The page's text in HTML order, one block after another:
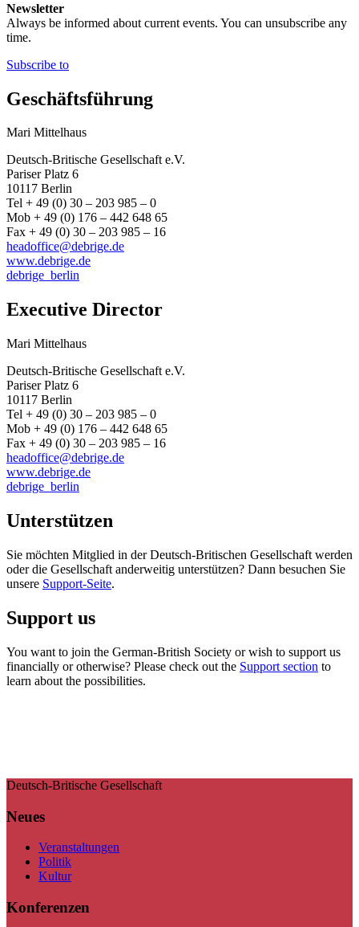
Newsletter
Always be informed about current events. You can unsubscribe any
time.
Subscribe to
Geschäftsführung
Mari Mittelhaus
Deutsch-Britische Gesellschaft e.V.
Pariser Platz 6
10117 Berlin
Tel + 49 (0) 30 – 203 985 – 0
Mob + 49 (0) 176 – 442 648 65
Fax + 49 (0) 30 – 203 985 – 16
headoffice@debrige.de
www.debrige.de
debrige_berlin
Executive Director
Mari Mittelhaus
Deutsch-Britische Gesellschaft e.V.
Pariser Platz 6
10117 Berlin
Tel + 49 (0) 30 – 203 985 – 0
Mob + 49 (0) 176 – 442 648 65
Fax + 49 (0) 30 – 203 985 – 16
headoffice@debrige.de
www.debrige.de
debrige_berlin
Unterstützen
Sie möchten Mitglied in der Deutsch-Britischen Gesellschaft werden
oder die Gesellschaft anderweitig unterstützen? Dann besuchen Sie
unsere Support-Seite.
Support us
You want to join the German-British Society or wish to support us
financially or otherwise? Please check out the Support section to
learn about the possibilities.
Deutsch-Britische Gesellschaft
Neues
Veranstaltungen
Politik
Kultur
Konferenzen